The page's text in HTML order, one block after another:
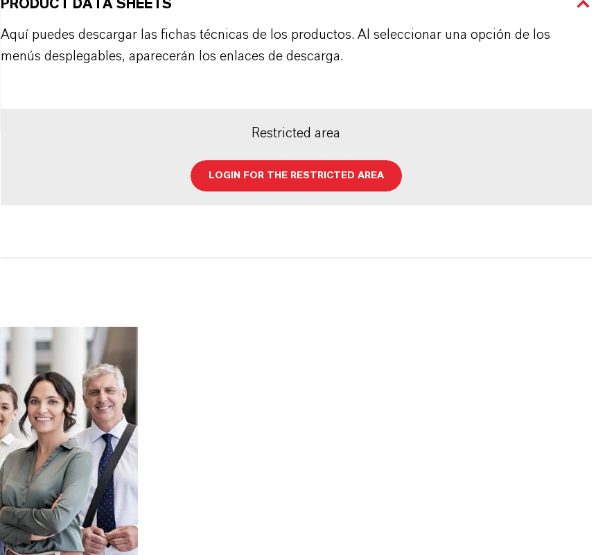
PRODUCT DATA SHEETS
Aquí puedes descargar las fichas técnicas de los productos. Al seleccionar una opción de los
menús desplegables, aparecerán los enlaces de descarga.
Restricted area
LOGIN FOR THE RESTRICTED AREA